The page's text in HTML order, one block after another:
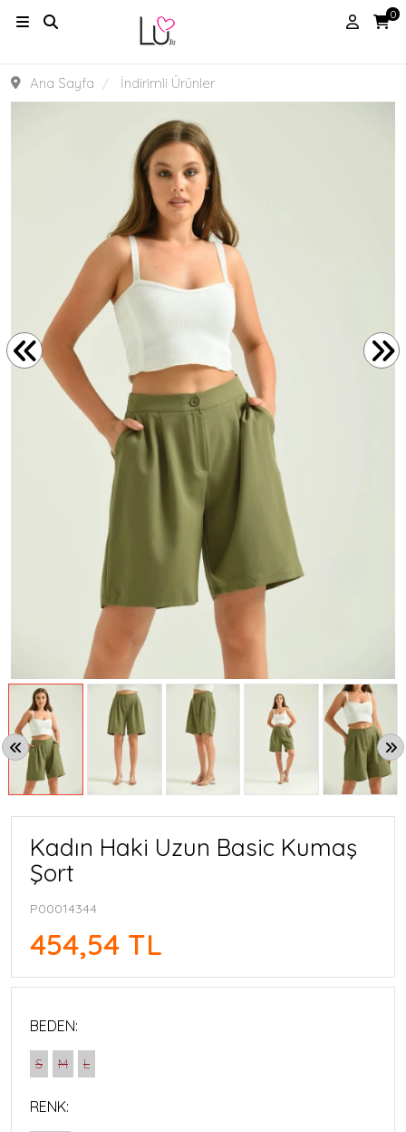
0
Ana Sayfa İndirimli Ürünler
Kadın Haki Uzun Basic Kumaş
Şort
P00014344
454,54 TL
BEDEN:
S M L
RENK: